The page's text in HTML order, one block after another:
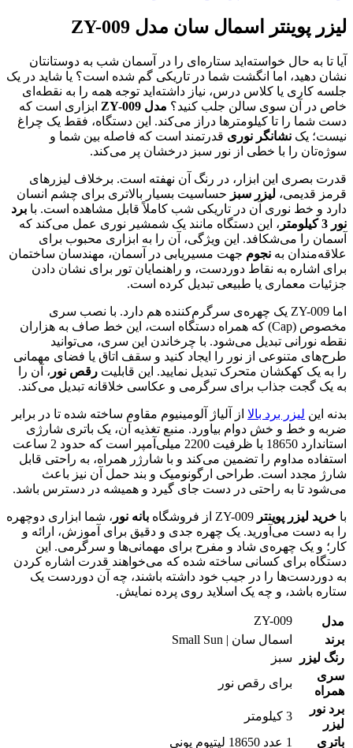
لیزر پوینتر اسمال سان مدل ZY-009
آیا تا به حال خواسته‌اید ستاره‌ای را در آسمان شب به دوستانتان
نشان دهید، اما انگشت شما در تاریکی گم شده است؟ یا شاید در یک
جلسه کاری یا کلاس درس، نیاز داشته‌اید توجه همه را به نقطه‌ای
خاص در آن سوی سالن جلب کنید؟ مدل ZY-009
ابزاری است که
دست شما را تا کیلومترها دراز می‌کند. این دستگاه، فقط یک چراغ
نیست؛ یک نشانگر نوری قدرتمند است که فاصله بین شما و
سوژه‌تان را با خطی از نور سبز درخشان پر می‌کند.
قدرت بصری این ابزار، در رنگ آن نهفته است. برخلاف لیزرهای
قرمز قدیمی، لیزر سبز حساسیت بسیار بالاتری برای چشم انسان
دارد و خط نوری آن در تاریکی شب کاملاً قابل مشاهده است. با برد
نور 3 کیلومتر
، این دستگاه مانند یک شمشیر نوری عمل می‌کند که
آسمان را می‌شکافد. این ویژگی، آن را به ابزاری محبوب برای
علاقه‌مندان به نجوم جهت مسیریابی در آسمان، مهندسان ساختمان
برای اشاره به نقاط دوردست، و راهنمایان تور برای نشان دادن
جزئیات معماری یا طبیعی تبدیل کرده است.
اما ZY-009 یک چهره‌ی سرگرم‌کننده هم دارد. با نصب سری
مخصوص (Cap) که همراه دستگاه است، این خط صاف به هزاران
نقطه نورانی تبدیل می‌شود. با چرخاندن این سری، می‌توانید
طرح‌های متنوعی از نور را ایجاد کنید و سقف اتاق یا فضای مهمانی
را به یک کهکشان متحرک تبدیل نمایید. این قابلیت رقص نور ، آن را
به یک گجت جذاب برای سرگرمی و عکاسی خلاقانه تبدیل می‌کند.
بدنه این لیزر برد بالا از آلیاژ آلومینیوم مقاوم ساخته شده تا در برابر
ضربه و خط و خش دوام بیاورد. منبع تغذیه آن، یک باتری شارژی
استاندارد 18650 با ظرفیت 2200 میلی‌آمپر است که حدود 2 ساعت
استفاده مداوم را تضمین می‌کند و با شارژر همراه، به راحتی قابل
شارژ مجدد است. طراحی ارگونومیک و بند حمل آن نیز باعث
می‌شود تا به راحتی در دست جای گیرد و همیشه در دسترس باشد.
با خرید لیزر پوینتر بانه نور ، شما ابزاری دوچهره
را به دست می‌آورید. یک چهره جدی و دقیق برای آموزش، ارائه و
کار؛ و یک چهره‌ی شاد و مفرح برای مهمانی‌ها و سرگرمی. این
دستگاه برای کسانی ساخته شده که می‌خواهند قدرت اشاره کردن
به دوردست‌ها را در جیب خود داشته باشند، چه آن دوردست یک
ستاره باشد، و چه یک اسلاید روی پرده نمایش.
مدل
ZY-009
برند
اسمال سان | Small Sun
رنگ لیزر
سبز
سری
همراه
برای رقص نور
برد نور
لیزر
3 کیلومتر
باتری
1 عدد 18650 لیتیوم یونی